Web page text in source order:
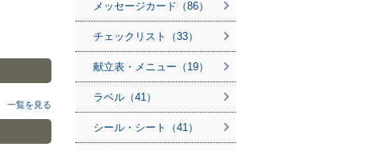
一覧を見る
メッセージカード（86）
チェックリスト（33）
献立表・メニュー（19）
ラベル（41）
シール・シート（41）